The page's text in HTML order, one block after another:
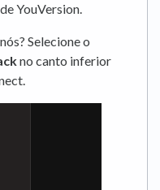
YouVersion.
Selecione o
no canto inferior